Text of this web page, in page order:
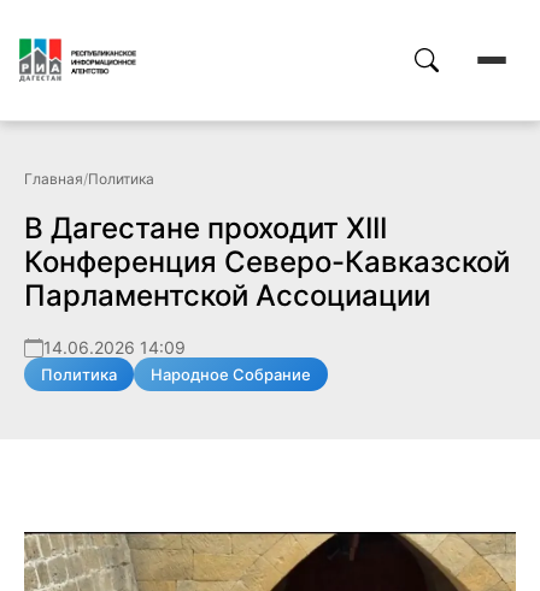
Главная/Политика
В Дагестане проходит XIII
Конференция Северо-Кавказской
Парламентской Ассоциации
14.06.2026 14:09
Политика Народное Собрание